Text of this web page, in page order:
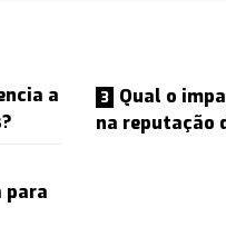
a
para
Qual o
na reputação